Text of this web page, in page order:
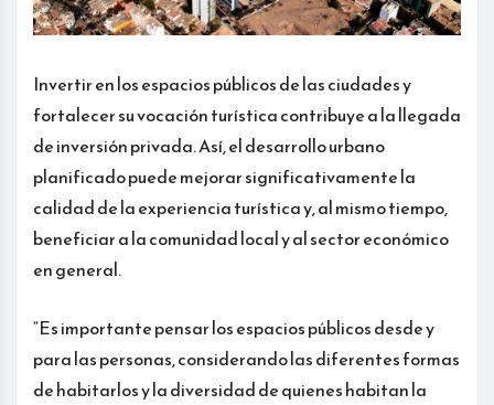
Invertir en los espacios públicos de las ciudades y
fortalecer su vocación turística contribuye a la llegada
de inversión privada. Así, el desarrollo urbano
planificado puede mejorar significativamente la
calidad de la experiencia turística y, al mismo tiempo,
beneficiar a la comunidad local y al sector económico
en general.
“Es importante pensar los espacios públicos desde y
para las personas, considerando las diferentes formas
de habitarlos y la diversidad de quienes habitan la